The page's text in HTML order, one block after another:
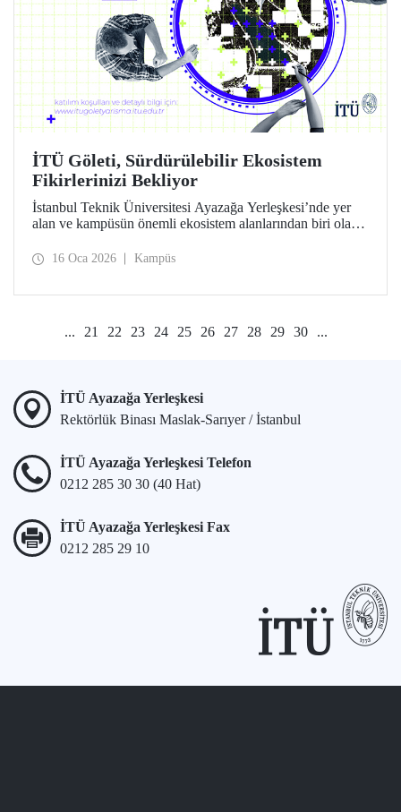
İTÜ Göleti, Sürdürülebilir Ekosistem
Fikirlerinizi Bekliyor
İstanbul Teknik Üniversitesi Ayazağa Yerleşkesi’nde yer
alan ve kampüsün önemli ekosistem alanlarından biri olan
geliştirilmesini amaçlayan “İTÜ Göleti İçin Sürdürülebilir
16 Oca 2026 Kampüs
... 21 22 23 24 25 26 27 28 29 30 ...
İTÜ Ayazağa Yerleşkesi
Rektörlük Binası Maslak-Sarıyer / İstanbul
İTÜ Ayazağa Yerleşkesi Telefon
0212 285 30 30 (40 Hat)
İTÜ Ayazağa Yerleşkesi Fax
0212 285 29 10